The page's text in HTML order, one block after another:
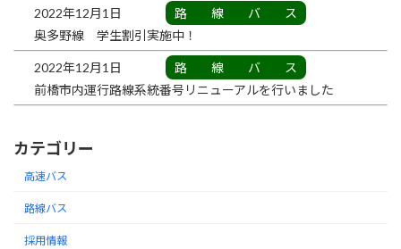
2022年12月1日
路線バス
奥多野線 学生割引実施中！
2022年12月1日
路線バス
前橋市内運行路線系統番号リニューアルを行いました
カテゴリー
高速バス
路線バス
採用情報